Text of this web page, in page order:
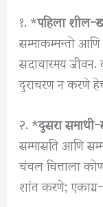
१. *पहिला
सम्माकम्मन्तो
सदाचारमय
दुराचरण न करणे
२. *दुसरा
सम्मासति आणि
चंचल चित्ताला
शांत करणे;